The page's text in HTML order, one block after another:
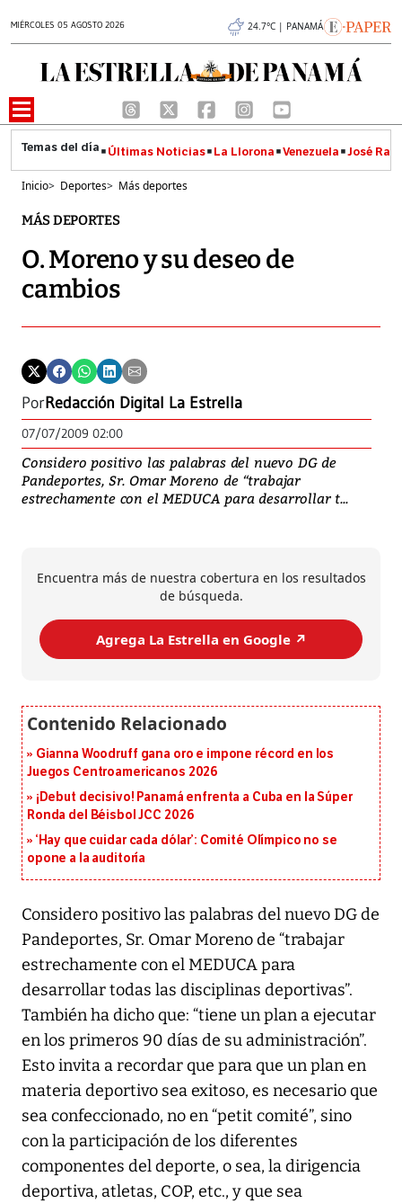
MIÉRCOLES 05 AGOSTO 2026 24.7°C | PANAMÁ
Últimas Noticias La Llorona Venezuela José
Inicio> Deportes> Más deportes
MÁS DEPORTES
O. Moreno y su deseo de
cambios
PorRedacción Digital La Estrella
07/07/2009 02:00
Considero positivo las palabras del nuevo DG de
Pandeportes, Sr. Omar Moreno de “trabajar
estrechamente con el MEDUCA para desarrollar t...
Encuentra más de nuestra cobertura en los resultados
de búsqueda.
Agrega La Estrella en Google ↗️
Gianna Woodruff gana oro e impone récord en los
Juegos Centroamericanos 2026
¡Debut decisivo! Panamá enfrenta a Cuba en la Súper
Ronda del Béisbol JCC 2026
‘Hay que cuidar cada dólar’: Comité Olímpico no se
opone a la auditoría
Considero positivo las palabras del nuevo DG de
Pandeportes, Sr. Omar Moreno de “trabajar
estrechamente con el MEDUCA para
desarrollar todas las disciplinas deportivas”.
También ha dicho que: “tiene un plan a ejecutar
en los primeros 90 días de su administración”.
Esto invita a recordar que para que un plan en
materia deportivo sea exitoso, es necesario que
sea confeccionado, no en “petit comité”, sino
con la participación de los diferentes
componentes del deporte, o sea, la dirigencia
deportiva, atletas, COP, etc., y que sea